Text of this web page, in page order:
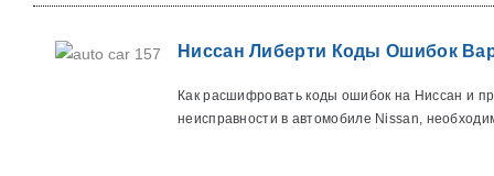
Ниссан Либерти Коды Ошибок
Как расшифровать коды ошибок на Ниссан и
неисправности в автомобиле Nissan,